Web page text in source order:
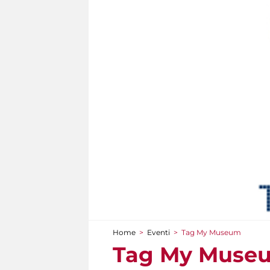
Tu sei qui
Home > Eventi > Tag My Museum
Tag My